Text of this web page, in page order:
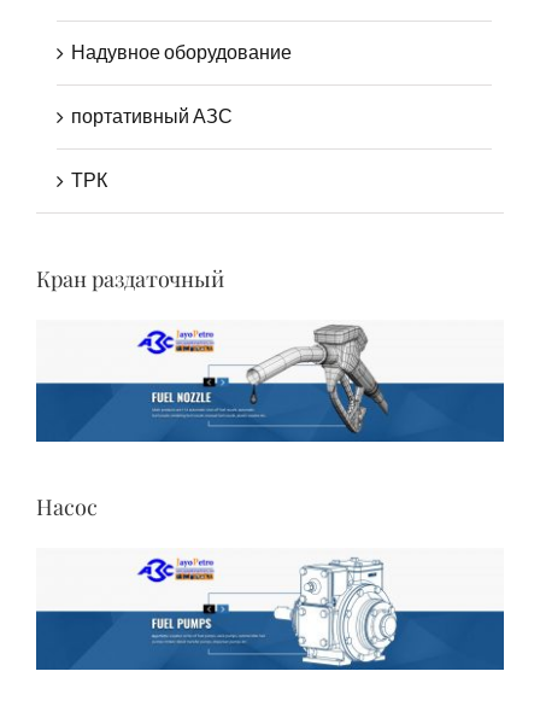
Надувное оборудование
портативный АЗС
ТРК
Кран раздаточный
Насос